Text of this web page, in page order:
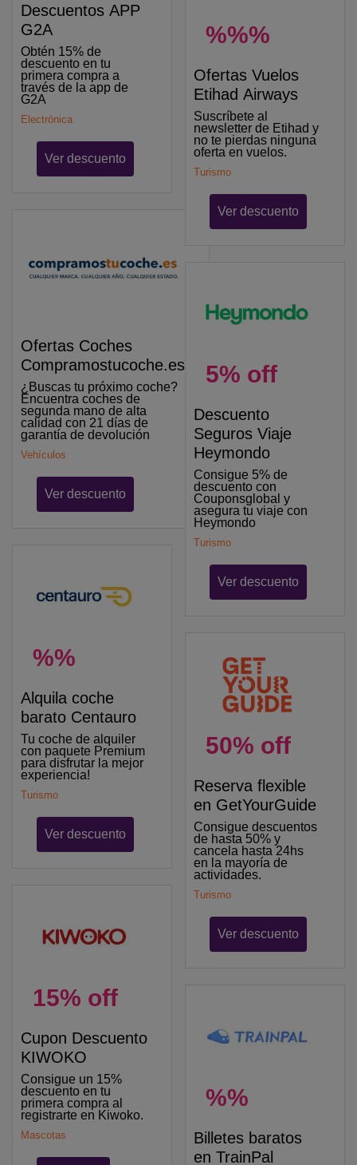
Descuentos APP
G2A
Obtén 15% de
descuento en tu
primera compra a
través de la app de
G2A
Electrónica
Ver descuento
Ofertas Coches
Compramostucoche.es
¿Buscas tu próximo coche?
Encuentra coches de
segunda mano de alta
calidad con 21 días de
garantía de devolución
Vehículos
Ver descuento
%%
Alquila coche
barato Centauro
Tu coche de alquiler
con paquete Premium
para disfrutar la mejor
experiencia!
Turismo
Ver descuento
15% off
Cupon Descuento
KIWOKO
Consigue un 15%
descuento en tu
primera compra al
registrarte en Kiwoko.
Mascotas
%%%
Ofertas Vuelos
Etihad Airways
Suscríbete al
newsletter de Etihad y
no te pierdas ninguna
oferta en vuelos.
Turismo
Ver descuento
5% off
Descuento
Seguros Viaje
Heymondo
Consigue 5% de
descuento con
Couponsglobal y
asegura tu viaje con
Heymondo
Turismo
Ver descuento
50% off
Reserva flexible
en GetYourGuide
Consigue descuentos
de hasta 50% y
cancela hasta 24hs
en la mayoría de
actividades.
Turismo
Ver descuento
%%
Billetes baratos
en TrainPal